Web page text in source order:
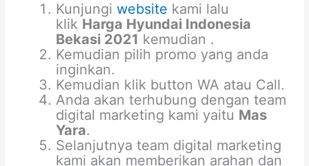
Kunjungiwebsite kami lalu
klik Harga Hyundai Indonesia
Bekasi 2021 kemudian .
Kemudian pilih promo yang anda
inginkan.
Kemudian klik button WA atau Call.
Anda akan terhubung dengan team
digital marketing kami yaitu Mas
Yara.
Selanjutnya team digital marketing
kami akan memberikan arahan dan